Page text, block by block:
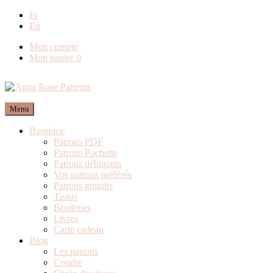
Fr
En
Mon compte
Mon panier 0
Menu
Boutique
Patrons PDF
Patrons Pochette
Patrons débutants
Vos patrons préférés
Patrons gratuits
Tissus
Broderies
Livres
Carte cadeau
Blog
Les patrons
Coudre
Livraison offerte en France métropolitaine dès
80€ de commande (Expédition via Mondial